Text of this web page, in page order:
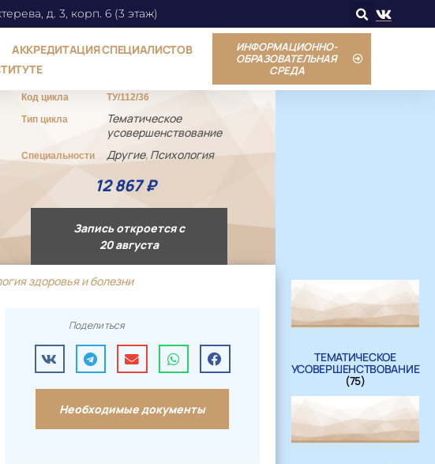
д. 3, корп. 6 (3 этаж)
АККРЕДИТАЦИЯ СПЕЦИАЛИСТОВ
ИНФОРМАЦИОННО-
ОБРАЗОВАТЕЛЬНАЯ
СРЕДА
Код цикла
ТУ/112/36
Тип цикла
Тематическое
усовершенствование
Специальности Другие, Психология
12 867₽
Запись откроется с
20 августа
здоровья и болезни
Поделиться
Необходимые документы
ТЕМАТИЧЕСКОЕ
УСОВЕРШЕНСТВОВАНИЕ
(75)